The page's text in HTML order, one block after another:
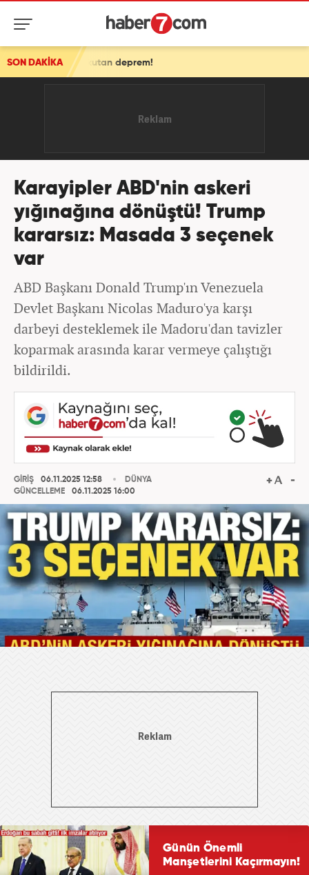
SON DAKİKA
deprem!
Karayipler ABD'nin askeri
yığınağına dönüştü! Trump
kararsız: Masada 3 seçenek
var
ABD Başkanı Donald Trump'ın Venezuela
Devlet Başkanı Nicolas Maduro'ya karşı
darbeyi desteklemek ile Madoru'dan tavizler
koparmak arasında karar vermeye çalıştığı
bildirildi.
GİRİŞ
06.11.2025 12:58
GÜNCELLEME
06.11.2025 16:00
DÜNYA